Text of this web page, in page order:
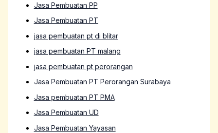
Jasa Pembuatan PP
Jasa Pembuatan PT
jasa pembuatan pt di blitar
jasa pembuatan PT malang
jasa pembuatan pt perorangan
Jasa Pembuatan PT Perorangan Surabaya
Jasa pembuatan PT PMA
Jasa Pembuatan UD
Jasa Pembuatan Yayasan